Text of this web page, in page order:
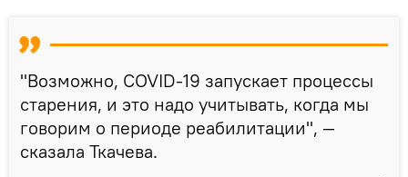
"Возможно, COVID-19 запускает процессы
старения, и это надо учитывать, когда мы
говорим о периоде реабилитации", —
сказала Ткачева.